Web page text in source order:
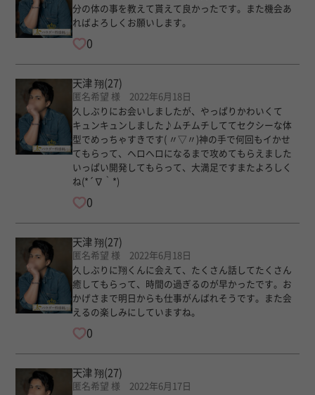
分の体の事を教えて貰えて良かったです。また機会あ
ればよろしくお願いします。
0
天津 翔(27)
匿名希望 様 2022年6月18日
久しぶりにお会いしましたが、やっぱりかわいくて
キュンキュンしました♪ムチムチしててセクシーな体
型でめっちゃすきです( 〃▽〃)神の手で何回もイかせ
てもらって、ヘロヘロになるまで攻めてもらえました
いっぱい開発してもらって、大満足ですまたよろしく
ね(*´∇｀*)
0
天津 翔(27)
匿名希望 様 2022年6月18日
久しぶりに翔くんに会えて、たくさん話してたくさん
癒してもらって、時間の過ぎるのが早かったです。お
かげさまで明日からも仕事がんばれそうです。また会
えるの楽しみにしていますね。
0
天津 翔(27)
匿名希望 様 2022年6月17日